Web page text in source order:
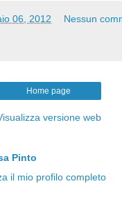
06, 2012 Nessun
Home page
versione web
Pinto
il mio profilo completo